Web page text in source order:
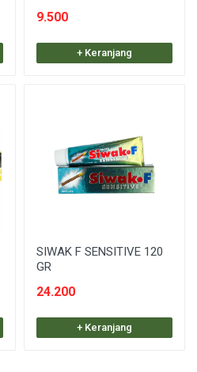
9.500
+ Keranjang
SIWAK F SENSITIVE 120
GR
24.200
+ Keranjang